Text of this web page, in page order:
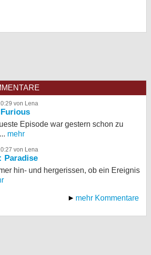
von Lena
Episode war gestern schon zu
mehr
von Lena
Paradise
hin- und hergerissen, ob ein Ereignis
mehr Kommentare